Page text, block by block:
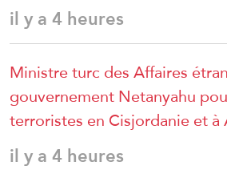
il y a 4 heures
Ministre turc des Affaires
gouvernement Netanyahu
terroristes en Cisjordanie et
il y a 4 heures